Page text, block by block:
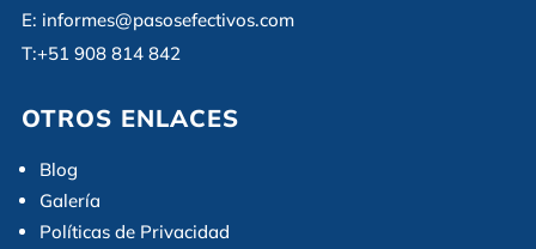
E: informes@pasosefectivos.com
T:+51 908 814 842
OTROS ENLACES
Blog
Galería
Políticas de Privacidad